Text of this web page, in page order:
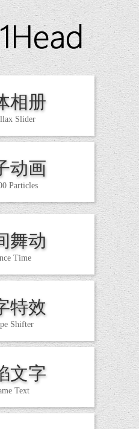
相册
Slider
动画
Particles
舞动
Time
特效
Shifter
文字
Text